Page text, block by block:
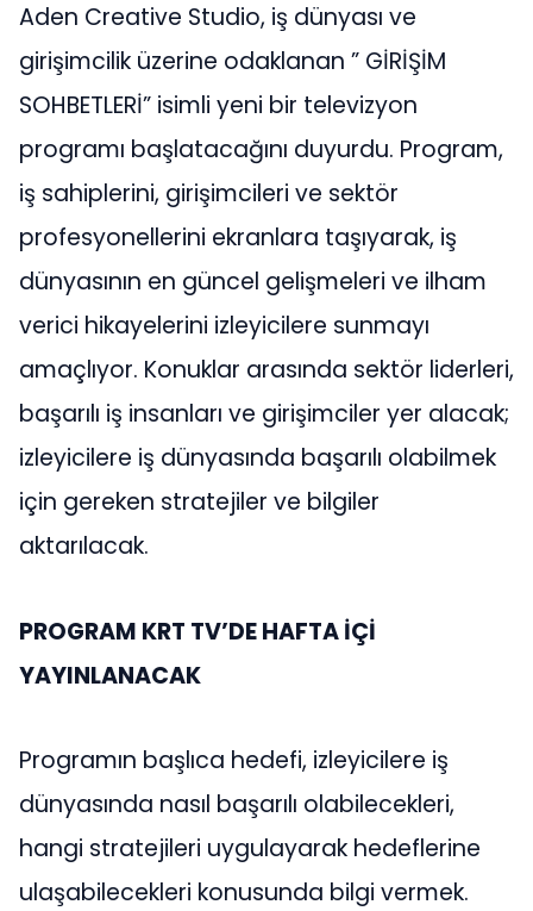
Aden Creative Studio, iş dünyası ve
girişimcilik üzerine odaklanan ” GİRİŞİM
SOHBETLERİ” isimli yeni bir televizyon
programı başlatacağını duyurdu. Program,
iş sahiplerini, girişimcileri ve sektör
profesyonellerini ekranlara taşıyarak, iş
dünyasının en güncel gelişmeleri ve ilham
verici hikayelerini izleyicilere sunmayı
amaçlıyor. Konuklar arasında sektör liderleri,
başarılı iş insanları ve girişimciler yer alacak;
izleyicilere iş dünyasında başarılı olabilmek
için gereken stratejiler ve bilgiler
aktarılacak.
PROGRAM KRT TV’DE HAFTA İÇİ
YAYINLANACAK
Programın başlıca hedefi, izleyicilere iş
dünyasında nasıl başarılı olabilecekleri,
hangi stratejileri uygulayarak hedeflerine
ulaşabilecekleri konusunda bilgi vermek.